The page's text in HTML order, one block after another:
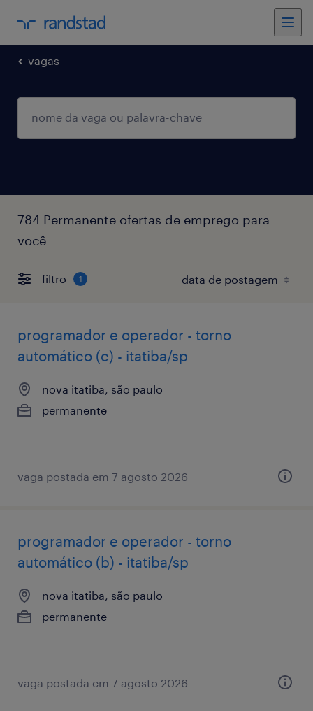
vagas
784 Permanente ofertas de emprego para
você
filtro 1
programador e operador - torno
automático (c) - itatiba/sp
nova itatiba, são paulo
permanente
vaga postada em 7 agosto 2026
programador e operador - torno
automático (b) - itatiba/sp
nova itatiba, são paulo
permanente
vaga postada em 7 agosto 2026